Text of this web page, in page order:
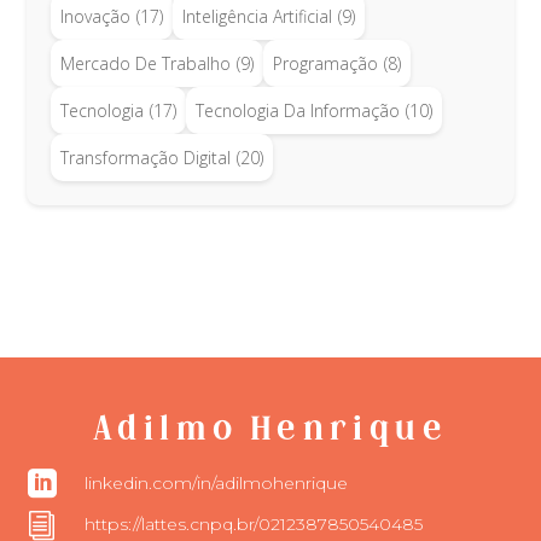
Inovação (17) Inteligência Artificial (9)
Mercado De Trabalho (9) Programação (8)
Tecnologia (17) Tecnologia Da Informação (10)
Transformação Digital (20)
Adilmo Henrique
 linkedin.com/in/adilmohenrique
i https://lattes.cnpq.br/0212387850540485